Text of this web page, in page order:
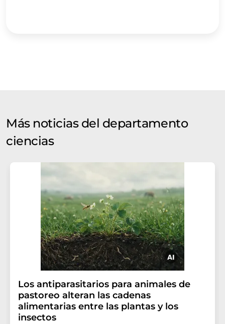
Más noticias del departamento
ciencias
Los antiparasitarios para animales de
pastoreo alteran las cadenas
alimentarias entre las plantas y los
insectos